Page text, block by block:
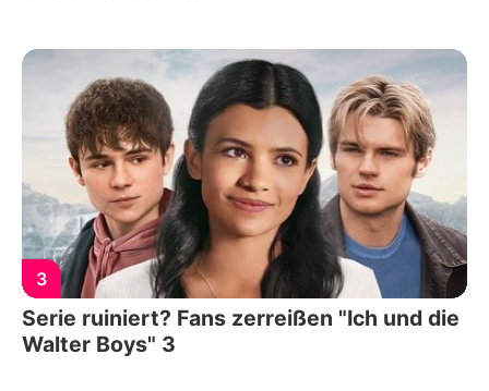
3
Serie ruiniert? Fans zerreißen "Ich und die
Walter Boys" 3